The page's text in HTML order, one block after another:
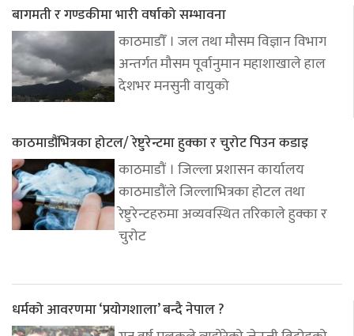
बागमती र गण्डकीमा भारी वर्षाको सम्भावना
काठमाडौँ । जल तथा मौसम विज्ञान विभाग
अन्तर्गत मौसम पूर्वानुमान महाशाखाले हाल
देशभर मनसुनी वायुको
काठमाडौंभित्रका होटल/ रेष्टुरेन्टमा हुक्का र चुरोट पिउन कडाइ
काठमाडौं । जिल्ला प्रशासन कार्यालय
काठमाडौंले जिल्लाभित्रका होटल तथा
रेष्टुरेन्टहरुमा अव्यवस्थित तरिकाले हुक्का र
चुरोट
धर्मको आवरणमा ‘प्रयोगशाला’ बन्दै नेपाल ?